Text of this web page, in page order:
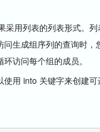
采用列表的列表形式。
生成组序列的查询时
访问每个组的成员。
用 into 关键字来创建